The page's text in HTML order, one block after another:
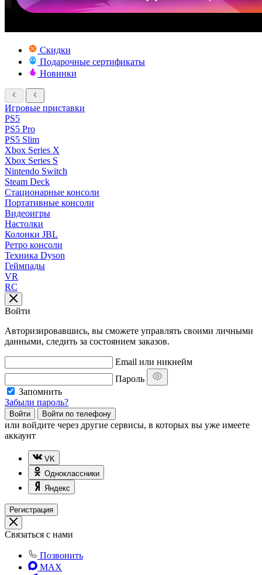
Скидки
Подарочные сертификаты
Новинки
Игровые приставки
PS5
PS5 Pro
PS5 Slim
Xbox Series X
Xbox Series S
Nintendo Switch
Steam Deck
Стационарные консоли
Портативные консоли
Видеоигры
Настолки
Колонки JBL
Ретро консоли
Техника Dyson
Геймпады
VR
RC
Войти
Авторизировавшись, вы сможете управлять своими личными
данными, следить за состоянием заказов.
Email или никнейм
Пароль
Запомнить
Забыли пароль?
Войти Войти по телефону
или войдите через другие сервисы, в которых вы уже имеете
аккаунт
VK
Одноклассники
Яндекс
Регистрация
Связаться с нами
Позвонить
MAX